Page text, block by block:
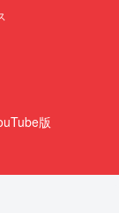
版